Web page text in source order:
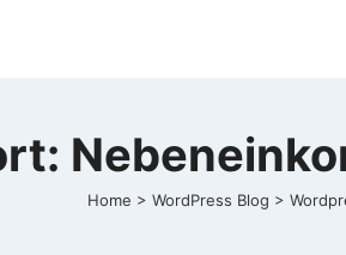
Home > WordPress Blog >